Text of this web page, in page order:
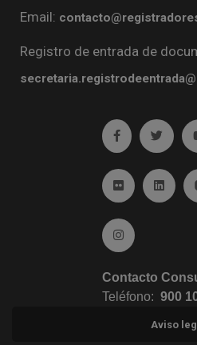
Email:
Registro de entrada de
Ir a facebook
Ir a
Ir a FlickrIr a
Ir a Instagram
Contacto
Teléfono: 900
Aviso